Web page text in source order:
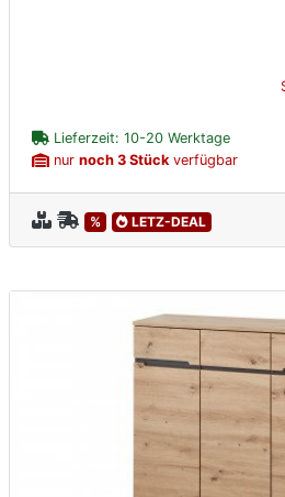
Lieferzeit: 10-20 Werktage
nur noch 3 Stückverfügbar
% LETZ-DEAL